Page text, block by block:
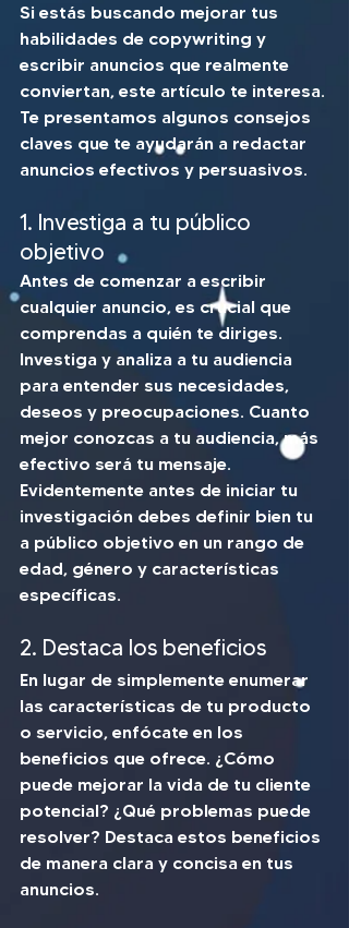
Si estás buscando mejorar tus
habilidades de copywriting y
escribir anuncios que realmente
conviertan, este artículo te interesa.
Te presentamos algunos consejos
claves que te ayudarán a redactar
anuncios efectivos y persuasivos.
1. Investiga a tu público
objetivo
Antes de comenzar a escribir
cualquier anuncio, es crucial que
comprendas a quién te diriges.
Investiga y analiza a tu audiencia
para entender sus necesidades,
deseos y preocupaciones. Cuanto
mejor conozcas a tu audiencia, más
efectivo será tu mensaje.
Evidentemente antes de iniciar tu
investigación debes definir bien tu
a público objetivo en un rango de
edad, género y características
específicas.
2. Destaca los beneficios
En lugar de simplemente enumerar
las características de tu producto
o servicio, enfócate en los
beneficios que ofrece. ¿Cómo
puede mejorar la vida de tu cliente
potencial? ¿Qué problemas puede
resolver? Destaca estos beneficios
de manera clara y concisa en tus
anuncios.